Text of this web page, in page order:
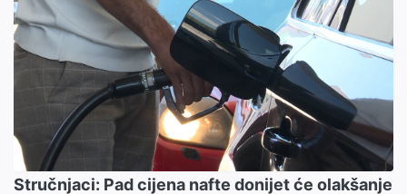
Stručnjaci: Pad cijena nafte donijet će olakšanje